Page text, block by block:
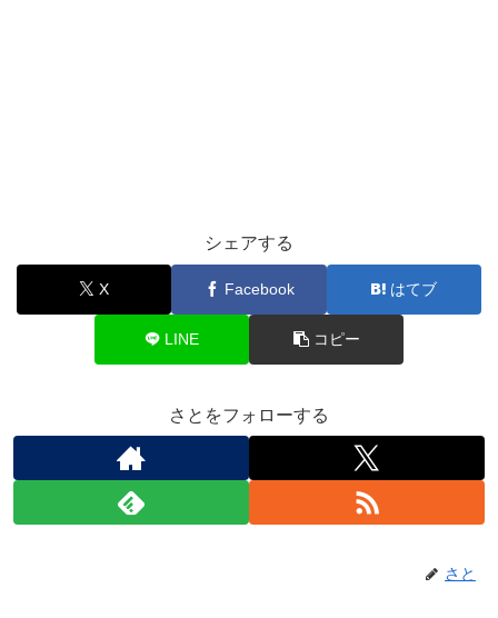
シェアする
X Facebook はてブ
LINE コピー
さとをフォローする
さと